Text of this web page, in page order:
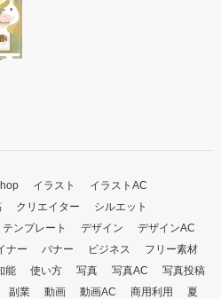
イラスト
イラストAC
クリエイター
シルエット
テンプレート デザイン
デザインAC
ナー バナー ビジネス
フリー素材
能 使い方 写真 写真AC
写真投稿
副業 動画 動画AC 商用利用
夏